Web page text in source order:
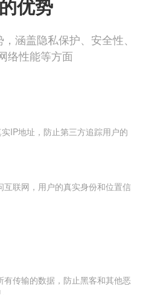
优势
涵盖隐私保护、安全性、
络性能等方面
IP地址，防止第三方追踪用户的
互联网，用户的真实身份和位置信
有传输的数据，防止黑客和其他恶